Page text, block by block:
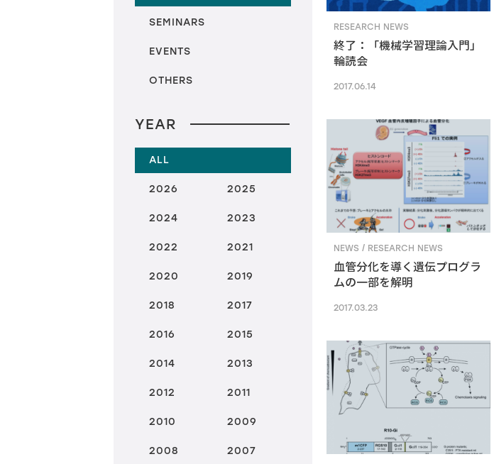
SEMINARS
EVENTS
OTHERS
YEAR
ALL
2026 2025
2024 2023
2022 2021
2020 2019
2018 2017
2016 2015
2014 2013
2012 2011
2010 2009
2008 2007
RESEARCH NEWS
終了：「機械学習理論入門」
輪読会
2017.06.14
NEWS / RESEARCH NEWS
血管分化を導く遺伝プログラ
ムの一部を解明
2017.03.23